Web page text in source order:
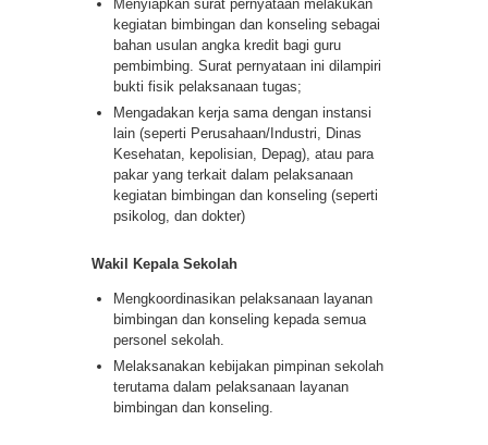
Menyiapkan surat pernyataan melakukan
kegiatan bimbingan dan konseling sebagai
bahan usulan angka kredit bagi guru
pembimbing. Surat pernyataan ini dilampiri
bukti fisik pelaksanaan tugas;
Mengadakan kerja sama dengan instansi
lain (seperti Perusahaan/Industri, Dinas
Kesehatan, kepolisian, Depag), atau para
pakar yang terkait dalam pelaksanaan
kegiatan bimbingan dan konseling (seperti
psikolog, dan dokter)
Wakil Kepala Sekolah
Mengkoordinasikan pelaksanaan layanan
bimbingan dan konseling kepada semua
personel sekolah.
Melaksanakan kebijakan pimpinan sekolah
terutama dalam pelaksanaan layanan
bimbingan dan konseling.